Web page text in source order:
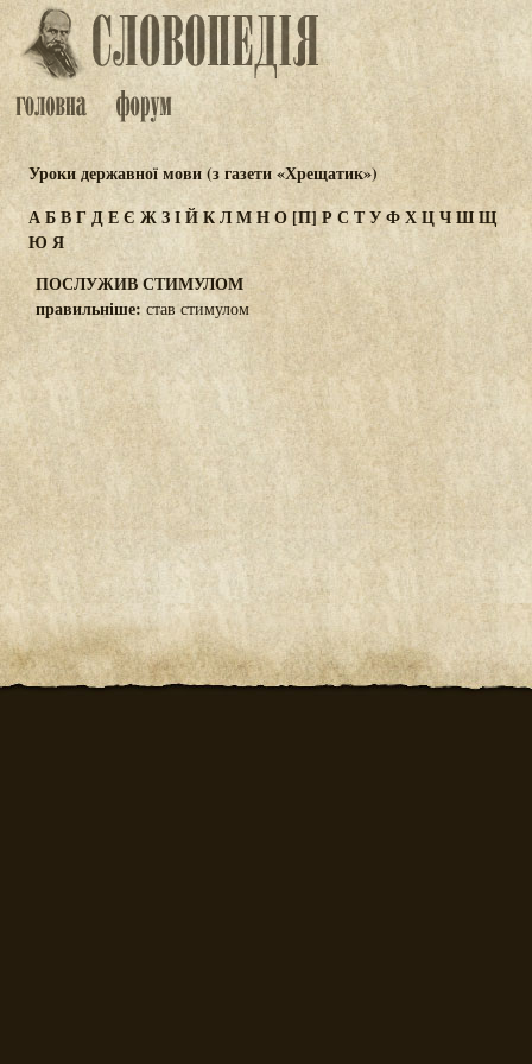
Уроки державної мови (з газети «Хрещатик»)
АБВГДЕЄ ЖЗІЙКЛМНО[П] РСТУФХЦЧШЩ
Ю Я
ПОСЛУЖИВ СТИМУЛОМ
правильніше: став стимулом